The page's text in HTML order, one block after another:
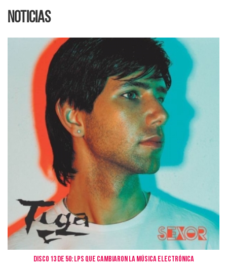
Noticias
Disco 13 de 50: LPs que cambiaron la Música Electrónica